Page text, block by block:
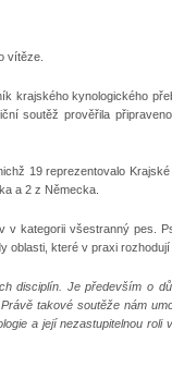
vítěze.
krajského kynologického
soutěž prověřila
19 reprezentovalo
a 2 z Německa.
v kategorii všestranný pes.
oblasti, které v praxi
disciplín. Je především o
takové soutěže nám
a její nezastupitelnou roli